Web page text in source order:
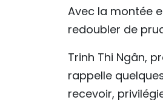
Avec la montée
redoubler de
Trinh Thi Ngân,
rappelle
recevoir,